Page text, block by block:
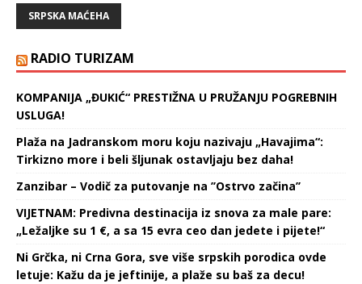
maćeha” pretila direktoru
Hype produkcije: “Ceca mi
inače ozbiljnih kriminalaca!
Ova gospođa mora
konačno u zatvor….”.…
SRPSKA MAĆEHA
RADIO TURIZAM
KOMPANIJA „ĐUKIĆ“ PRESTIŽNA U PRUŽANJU POGREBNIH
USLUGA!
Plaža na Jadranskom moru koju nazivaju „Havajima“:
Tirkizno more i beli šljunak ostavljaju bez daha!
Zanzibar – Vodič za putovanje na ’’Ostrvo začina’’
VIJETNAM: Predivna destinacija iz snova za male pare:
„Ležaljke su 1 €, a sa 15 evra ceo dan jedete i pijete!“
Ni Grčka, ni Crna Gora, sve više srpskih porodica ovde
letuje: Kažu da je jeftinije, a plaže su baš za decu!